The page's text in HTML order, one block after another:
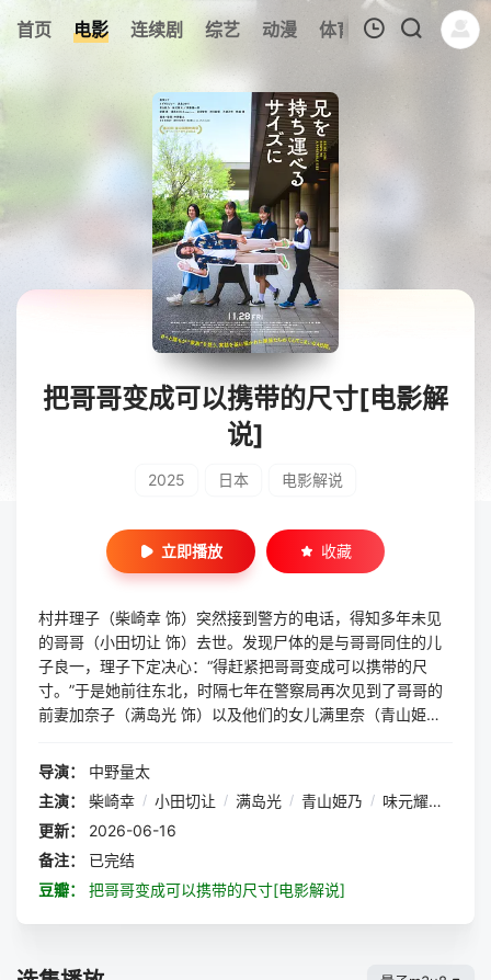
首页 电影 连续剧 综艺 动漫 体育 今日更新
356
热
暂无观看影片的记录
把哥哥变成可以携带的尺寸[电影解
说]
2025 日本 电影解说
立即播放 收藏
村井理子（柴崎幸 饰）突然接到警方的电话，得知多年未见
的哥哥（小田切让 饰）去世。发现尸体的是与哥哥同住的儿
子良一，理子下定决心：“得赶紧把哥哥变成可以携带的尺
寸。”于是她前往东北，时隔七年在警察局再次见到了哥哥的
前妻加奈子（满岛光 饰）以及他们的女儿满里奈（青山姫乃
寓，发现了一张贴在墙上的全家福照片，照片中有年幼的理子
处理后事的过程中，理子不断吐槽哥哥，而曾被哥哥连累的加
奈子却对她说：“也许理子你，并不了解他全部的一面。”四个
角色重新面对“家庭”的混乱四天就此开始。
导演：
中野量太
主演：
柴崎幸 / 小田切让 / 满岛光 / 青山姫乃 / 味元耀大
更新：
2026-06-16
备注：
已完结
豆瓣：
把哥哥变成可以携带的尺寸[电影解说]